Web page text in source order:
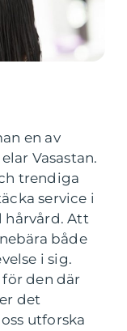
en av
Vasastan.
trendiga
service i
hårvård. Att
både
i sig.
för den där
det
utforska